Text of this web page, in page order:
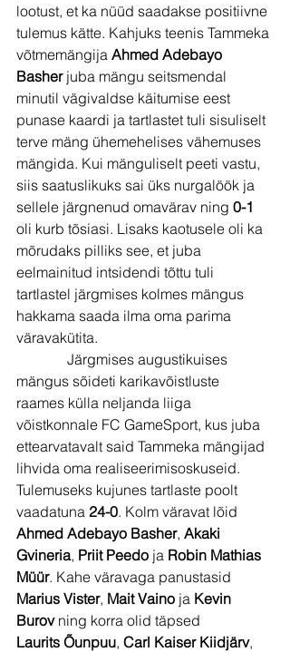
lootust, et ka nüüd saadakse positiivne
tulemus kätte. Kahjuks teenis Tammeka
võtmemängija Ahmed Adebayo
Basher juba mängu seitsmendal
minutil vägivaldse käitumise eest
punase kaardi ja tartlastet tuli sisuliselt
terve mäng ühemehelises vähemuses
mängida. Kui mänguliselt peeti vastu,
siis saatuslikuks sai üks nurgalöök ja
sellele järgnenud omavärav ning 0-1
oli kurb tõsiasi. Lisaks kaotusele oli ka
mõrudaks pilliks see, et juba
eelmainitud intsidendi tõttu tuli
tartlastel järgmises kolmes mängus
hakkama saada ilma oma parima
väravakütita.
Järgmises augustikuises
mängus sõideti karikavõistluste
raames külla neljanda liiga
võistkonnale FC GameSport, kus juba
ettearvatavalt said Tammeka mängijad
lihvida oma realiseerimisoskuseid.
Tulemuseks kujunes tartlaste poolt
vaadatuna 24-0. Kolm väravat lõid
Ahmed Adebayo Basher, Akaki
Gvineria, Priit Peedo ja Robin Mathias
Müür. Kahe väravaga panustasid
Marius Vister, Mait Vaino ja Kevin
Burov ning korra olid täpsed
Laurits Õunpuu, Carl Kaiser Kiidjärv,